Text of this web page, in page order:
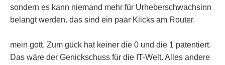
sondern es kann niemand mehr für Urheberschwachsinn
belangt werden. das sind ein paar Klicks am Router.
mein gott. Zum gück hat keiner die 0 und die 1 patentiert.
Das wäre der Genickschuss für die IT-Welt. Alles andere